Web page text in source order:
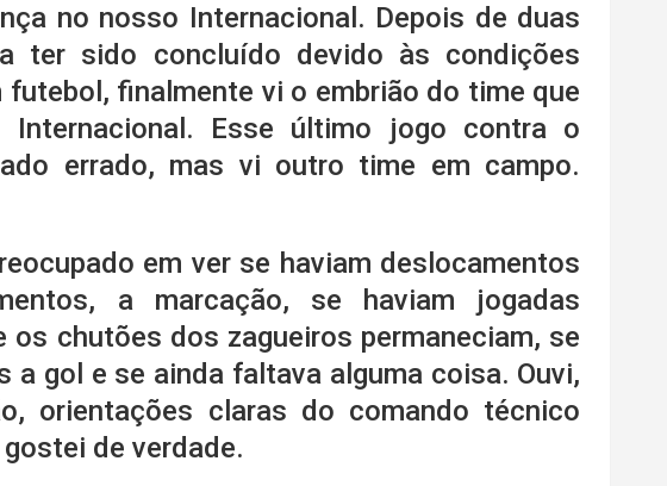
no nosso Internacional. Depois de duas
ter sido concluído devido às condições
futebol, finalmente vi o embrião do time que
Esse último jogo contra o
errado, mas vi outro time em campo.
em ver se haviam deslocamentos
a marcação, se haviam jogadas
os chutões dos zagueiros permaneciam, se
a gol e se ainda faltava alguma coisa. Ouvi,
orientações claras do comando técnico
de verdade.